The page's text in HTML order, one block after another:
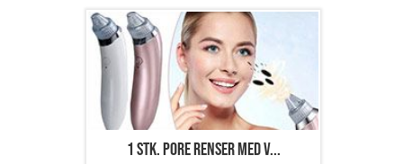
1 stk. Pore renser med v...